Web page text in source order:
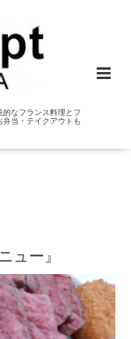
なフランス料理とフ
弁当・テイクアウトも
ュー』